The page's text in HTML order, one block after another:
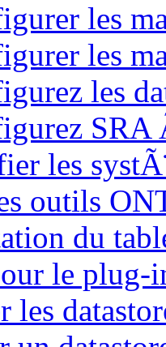
les
les
les
SRA
les
outils
du
le plug-
les